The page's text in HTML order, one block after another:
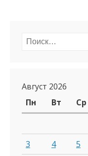
Найти:
Август 2026
Пн
Вт Ср
3
4 5